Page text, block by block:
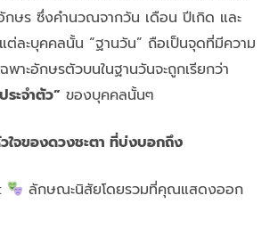
ษร ซึ่งคำนวณจากวัน เดือน ปีเกิด และ
ต่ละบุคคลนั้น “ฐานวัน” ถือเป็นจุดที่มีความ
าะอักษรตัวบนในฐานวันจะถูกเรียกว่า
ะจำตัว” ของบุคคลนั้นๆ
ใจของดวงชะตา ที่บ่งบอกถึง
:
ลักษณะนิสัยโดยรวมที่คุณแสดงออก